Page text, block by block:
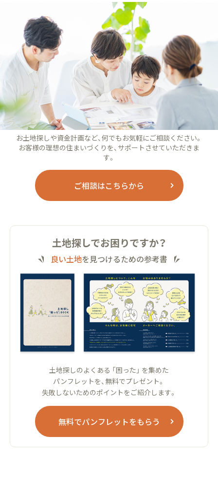
お土地探しや資金計画など、何でもお気軽にご相談ください。
お客様の理想の住まいづくりを、サポートさせていただきま
す。
ご相談はこちらから
土地探しでお困りですか？
良い土地を見つけるための参考書
土地探しのよくある 「困った」 を集めた
パンフレットを、無料でプレゼント。
失敗しないためのポイントをご紹介します。
無料でパンフレットをもらう